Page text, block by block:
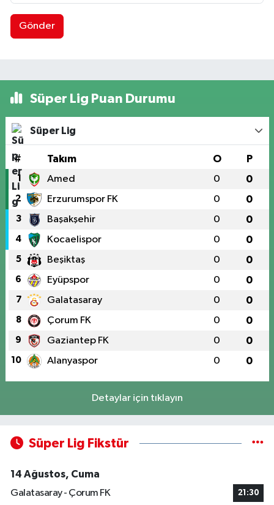
Gönder
Süper Lig Puan Durumu
Süper Lig
# Takım O P
1 Amed 0 0
2 Erzurumspor FK 0 0
3 Başakşehir 0 0
4 Kocaelispor 0 0
5 Beşiktaş 0 0
6 Eyüpspor 0 0
7 Galatasaray 0 0
8 Çorum FK 0 0
9 Gaziantep FK 0 0
10 Alanyaspor 0 0
Detaylar için tıklayın
Süper Lig Fikstür
14 Ağustos, Cuma
Galatasaray - Çorum FK
21:30